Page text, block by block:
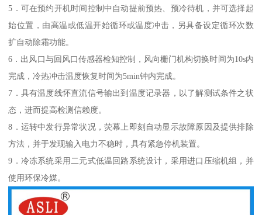
5．可在预约开机时间控制中自动提前预热、预冷待机，并可选择起
始位置，由高温或低温开始循环或温度冲击，另具备设定循环次数
扩自动除霜功能。
6．出风口与回风口传感器检知控制，风向栅门机构切换时间为10s内
完成，冷热冲击温度恢复时间为5min钟内完成。
7．具有温度线怀直流信号输出到温度记录器，以了解测试条件之状
态，进而提高检测信赖度。
8．运转中发行异常状况，荧幕上即刻自动显示故障原因及提供排除
方法，并于发现输入电力不稳时，具有紧急停机装置。
9．冷冻系统采用二元式低温回路系统设计，采用进口压缩机组，并
使用环保冷媒。